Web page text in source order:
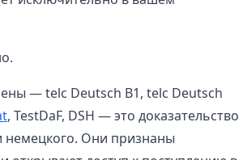
— telc Deutsch B1, telc Deutsch
, TestDaF, DSH — это доказательство
немецкого. Они признаны